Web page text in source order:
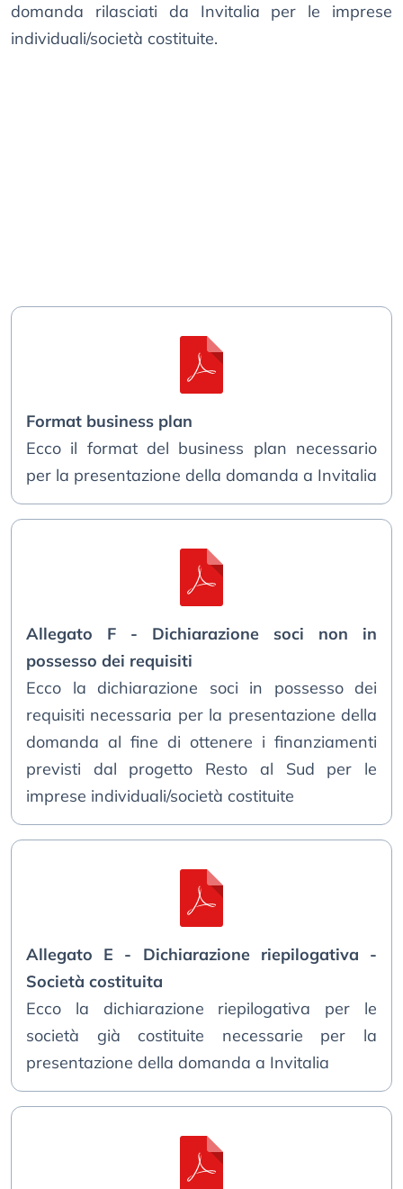
domanda rilasciati da Invitalia per le imprese
individuali/società costituite.
Format business plan
Ecco il format del business plan necessario
per la presentazione della domanda a Invitalia
Allegato F - Dichiarazione soci non in
possesso dei requisiti
Ecco la dichiarazione soci in possesso dei
requisiti necessaria per la presentazione della
domanda al fine di ottenere i finanziamenti
previsti dal progetto Resto al Sud per le
imprese individuali/società costituite
Allegato E - Dichiarazione riepilogativa -
Società costituita
Ecco la dichiarazione riepilogativa per le
società già costituite necessarie per la
presentazione della domanda a Invitalia